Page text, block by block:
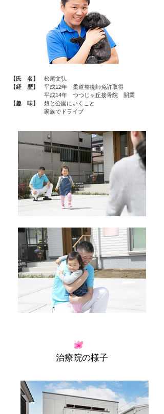
【氏 名】
松尾文弘
【経 歴】
平成12年 柔道整復師免許取得
平成14年 つつじヶ丘接骨院 開業
【趣 味】
娘と公園にいくこと
家族でドライブ
​治療院の様子